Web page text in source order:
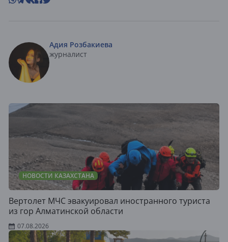
Адия Розбакиева
журналист
НОВОСТИ КАЗАХСТАНА
Вертолет МЧС эвакуировал иностранного туриста
из гор Алматинской области
07.08.2026